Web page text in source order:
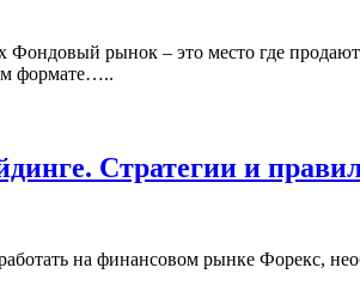
рынок – это место где
формате…..
Стратегии и
на финансовом рынке Форекс,